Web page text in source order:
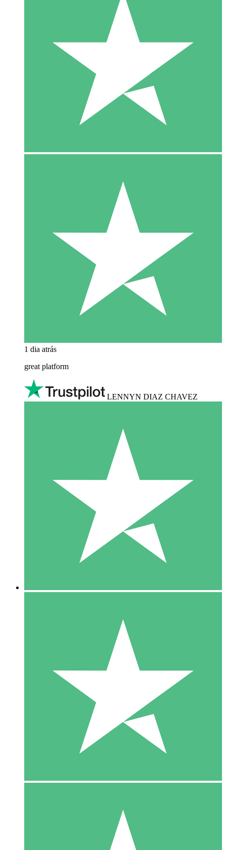
1 dia atrás
great platform
LENNYN DIAZ CHAVEZ